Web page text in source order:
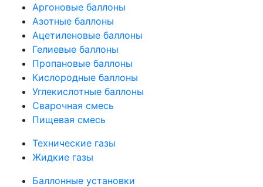
Аргоновые баллоны
Азотные баллоны
Ацетиленовые баллоны
Гелиевые баллоны
Пропановые баллоны
Кислородные баллоны
Углекислотные баллоны
Сварочная смесь
Пищевая смесь
Технические газы
Жидкие газы
Баллонные установки